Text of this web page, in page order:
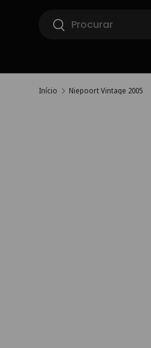
Ir para o conteúdo
Pesquisar
Pesquisar
Início Niepoort Vintage 2005